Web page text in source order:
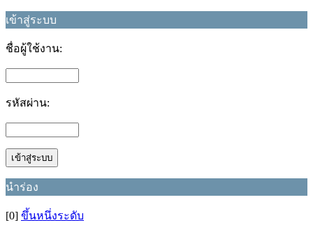
เข้าสู่ระบบ
ชื่อผู้ใช้งาน:
รหัสผ่าน:
นำร่อง
[0] ขึ้นหนึ่งระดับ